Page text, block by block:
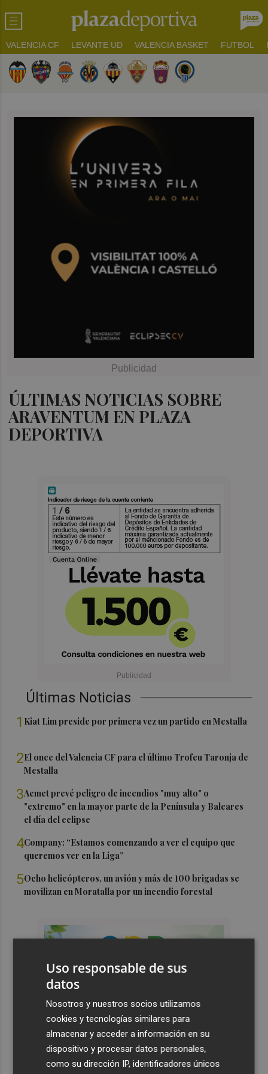
VALENCIA CF LEVANTE UD VALENCIA BASKET FUTBOL
ÚLTIMAS NOTICIAS SOBRE
ARAVENTUM EN PLAZA
DEPORTIVA
Últimas Noticias
1 Kiat Lim preside por primera vez un partido en Mestalla
2El once del Valencia CF para el último Trofeu Taronja de
Mestalla
3Aemet prevé peligro de incendios "muy alto" o
"extremo" en la mayor parte de la Península y Baleares
el día del eclipse
4Company: “Estamos comenzando a ver el equipo que
queremos ver en la Liga”
5Ocho helicópteros, un avión y más de 100 brigadas se
movilizan en Moratalla por un incendio forestal
Uso responsable de sus
datos
Nosotros y nuestros socios utilizamos
cookies y tecnologías similares para
almacenar y acceder a información en su
dispositivo y procesar datos personales,
como su dirección IP, identificadores únicos